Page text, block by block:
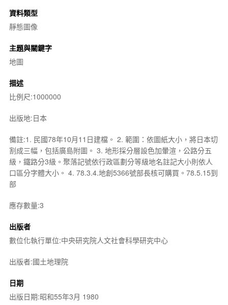
資料類型
靜態圖像
主題與關鍵字
地圖
描述
比例尺:1000000
出版地:日本
備註:1. 民國78年10月11日建檔。 2. 範圍：依圖紙大小，將日本切
割成三幅，包括廣島附圖。 3. 地形採分層設色加暈渲，公路分五
級，鐵路分3級。聚落記號依行政區劃分等級地名註記大小則依人
口區分字體大小。 4. 78.3.4.地創5366號部長核可購買。78.5.15到
部
應存數量:3
出版者
數位化執行單位:中央研究院人文社會科學研究中心
出版者:國土地理院
日期
出版日期:昭和55年3月 1980